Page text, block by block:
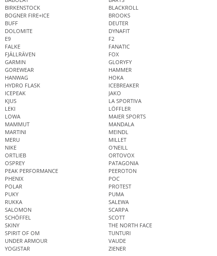
BIRKENSTOCK
BLACKROLL
BOGNER FIRE+ICE
BROOKS
BUFF
DEUTER
DOLOMITE
DYNAFIT
E9
F2
FALKE
FANATIC
FJÄLLRÄVEN
FOX
GARMIN
GLORYFY
GOREWEAR
HAMMER
HANWAG
HOKA
HYDRO FLASK
ICEBREAKER
ICEPEAK
JAKO
KJUS
LA SPORTIVA
LEKI
LÖFFLER
LOWA
MAIER SPORTS
MAMMUT
MANDALA
MARTINI
MEINDL
MERU
MILLET
NIKE
O'NEILL
ORTLIEB
ORTOVOX
OSPREY
PATAGONIA
PEAK PERFORMANCE
PEEROTON
PHENIX
POC
POLAR
PROTEST
PUKY
PUMA
RUKKA
SALEWA
SALOMON
SCARPA
SCHÖFFEL
SCOTT
SKINY
THE NORTH FACE
SPIRIT OF OM
TUNTURI
UNDER ARMOUR
VAUDE
YOGISTAR
ZIENER